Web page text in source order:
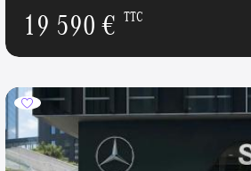
19 590 € TTC